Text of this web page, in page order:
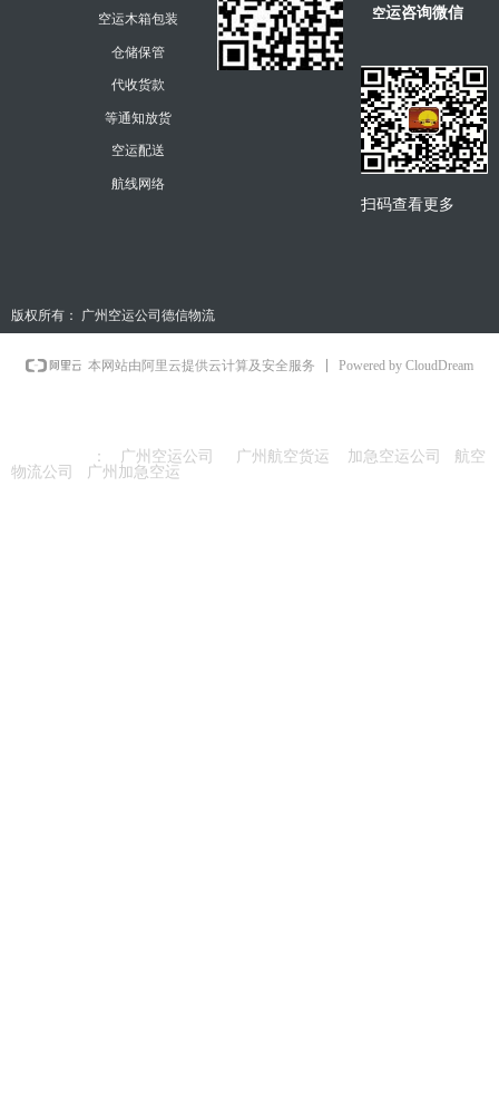
空运木箱包装
仓储保管
代收货款
等通知放货
空运配送
航线网络
扫码查看更多
空运咨询微信
版权所有： 广州空运公司德信物流
： 广州空运公司 广州航空货运 加急空运公司 航空
物流公司 广州加急空运
本网站由阿里云提供云计算及安全服务 Powered by CloudDream